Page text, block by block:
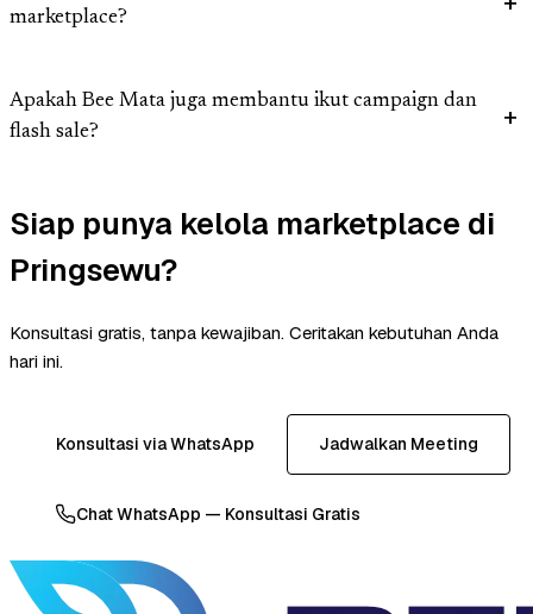
marketplace?
Apakah Bee Mata juga membantu ikut campaign dan
flash sale?
Siap punya kelola marketplace di
Pringsewu?
Konsultasi gratis, tanpa kewajiban. Ceritakan kebutuhan Anda
hari ini.
Konsultasi via WhatsApp Jadwalkan Meeting
Chat WhatsApp — Konsultasi Gratis